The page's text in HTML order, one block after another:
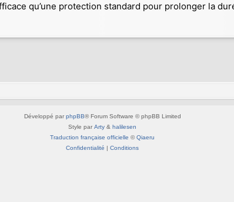
qu’une protection standard pour prolonger la
Développé par phpBB® Forum Software © phpBB Limited
Style par Arty & halilesen
Traduction française officielle ©Qiaeru
Confidentialité | Conditions